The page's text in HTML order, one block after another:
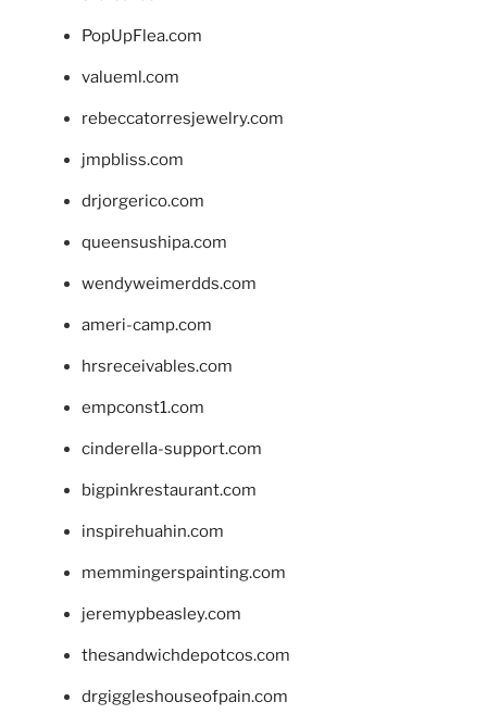
PopUpFlea.com
valueml.com
rebeccatorresjewelry.com
jmpbliss.com
drjorgerico.com
queensushipa.com
wendyweimerdds.com
ameri-camp.com
hrsreceivables.com
empconst1.com
cinderella-support.com
bigpinkrestaurant.com
inspirehuahin.com
memmingerspainting.com
jeremypbeasley.com
thesandwichdepotcos.com
drgiggleshouseofpain.com